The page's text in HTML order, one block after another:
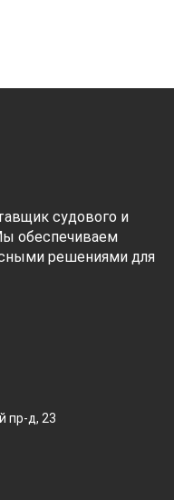
судового и
обеспечиваем
решениями для
пр-д, 23